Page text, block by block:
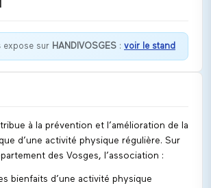
expose sur HANDIVOSGES : voir le stand
à la prévention et l’amélioration de la
d’une activité physique régulière. Sur
des Vosges, l’association :
bienfaits d’une activité physique